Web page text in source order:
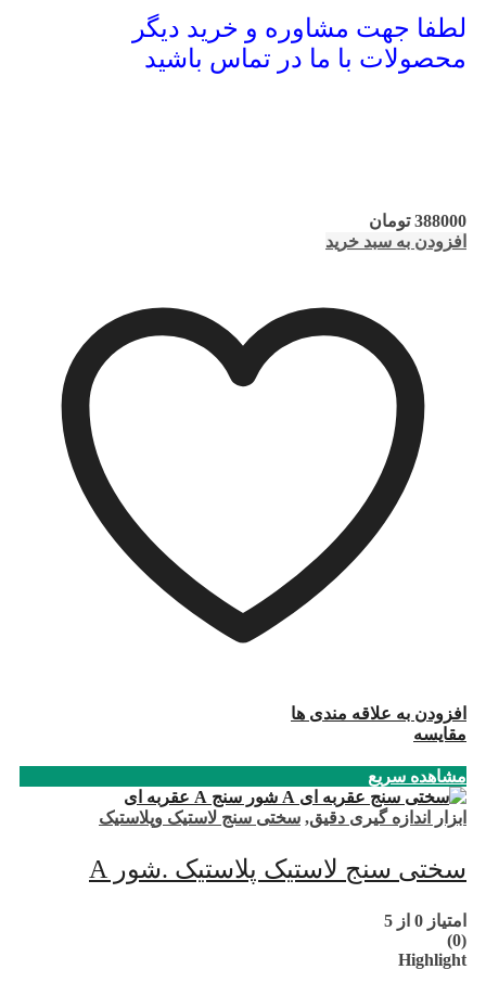
لطفا جهت مشاوره و خرید دیگر
محصولات با ما در تماس باشید
388000 تومان
افزودن به سبد خرید
افزودن به علاقه مندی ها
مقایسه
مشاهده سریع
ابزار اندازه گیری دقیق, سختی سنج لاستیک وپلاستیک
سختی سنج لاستیک پلاستیک .شور A
امتیاز 0 از 5
(0)
Highlight